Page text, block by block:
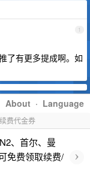
1
了有更多提成啊。如
About · Language
费代金券
、首尔、曼
免费领取续费/
›